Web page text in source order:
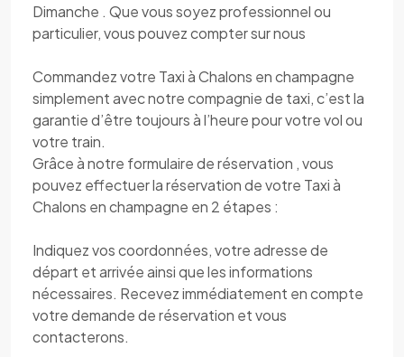
Dimanche . Que vous soyez professionnel ou
particulier, vous pouvez compter sur nous
Commandez votre Taxi à Chalons en champagne
simplement avec notre compagnie de taxi, c’est la
garantie d’être toujours à l’heure pour votre vol ou
votre train.
Grâce à notre formulaire de réservation , vous
pouvez effectuer la réservation de votre Taxi à
Chalons en champagne en 2 étapes :
Indiquez vos coordonnées, votre adresse de
départ et arrivée ainsi que les informations
nécessaires. Recevez immédiatement en compte
votre demande de réservation et vous
contacterons.